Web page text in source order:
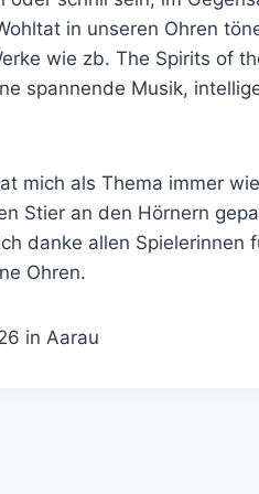
in unseren Ohren
wie zb. The Spirits of
spannende Musik,
mich als Thema immer
Stier an den Hörnern
danke allen Spielerinnen
Ohren.
in Aarau